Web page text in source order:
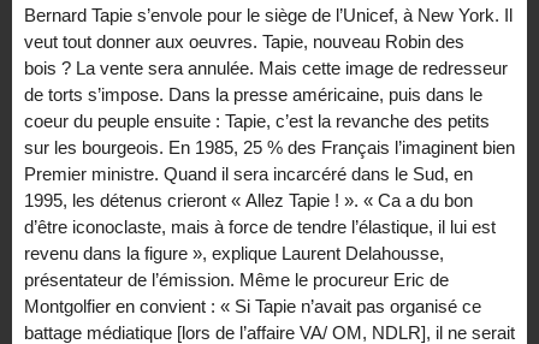
Bernard Tapie s’envole pour le siège de l’Unicef, à New York. Il
veut tout donner aux oeuvres. Tapie, nouveau Robin des
bois ? La vente sera annulée. Mais cette image de redresseur
de torts s’impose. Dans la presse américaine, puis dans le
coeur du peuple ensuite : Tapie, c’est la revanche des petits
sur les bourgeois. En 1985, 25 % des Français l’imaginent bien
Premier ministre. Quand il sera incarcéré dans le Sud, en
1995, les détenus crieront « Allez Tapie ! ». « Ca a du bon
d’être iconoclaste, mais à force de tendre l’élastique, il lui est
revenu dans la figure », explique Laurent Delahousse,
présentateur de l’émission. Même le procureur Eric de
Montgolfier en convient : « Si Tapie n’avait pas organisé ce
battage médiatique [lors de l’affaire VA/ OM, NDLR], il ne serait